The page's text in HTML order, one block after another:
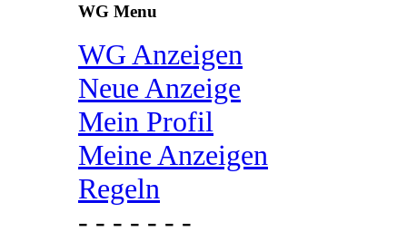
WG Menu
WG Anzeigen
Neue Anzeige
Mein Profil
Meine Anzeigen
Regeln
- - - - - - -